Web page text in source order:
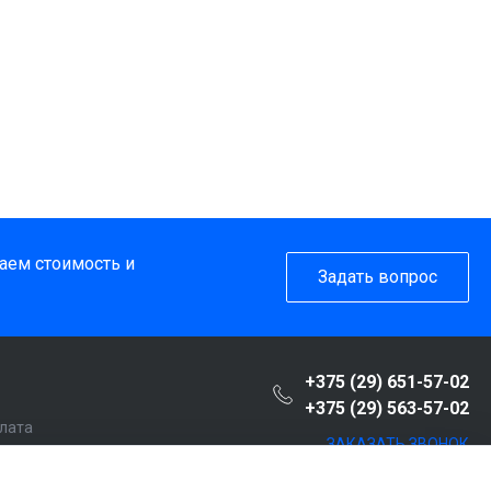
стоимость и
Задать вопрос
+375 (29) 651-57-02
+375 (29) 563-57-02
ЗАКАЗАТЬ ЗВОНОК